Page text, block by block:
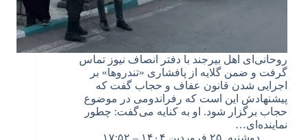
روحانی‌ای اهل بیرجند با دفتر انصاف نیوز تماس
گرفت و ضمن گلایه از پافشاری «تندروها» بر
اجرایی شدن قانون عفاف و حجاب گفت که
پیشنهادش این است که رفراندومی در موضوع
حجاب برگزار شود. او به کنایه می‌گفت: چطور
نماینده‌ای…